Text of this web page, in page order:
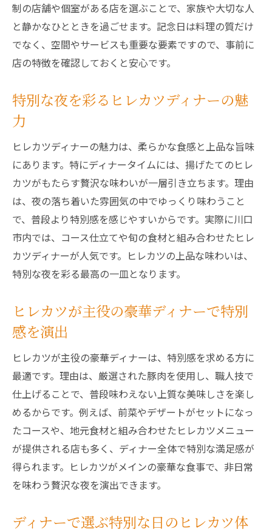
制の店舗や個室がある店を選ぶことで、家族や大切な人
と静かなひとときを過ごせます。記念日は料理の質だけ
でなく、空間やサービスも重要な要素ですので、事前に
店の特徴を確認しておくと安心です。
特別な夜を彩るヒレカツディナーの魅
力
ヒレカツディナーの魅力は、柔らかな食感と上品な旨味
にあります。特にディナータイムには、揚げたてのヒレ
カツがもたらす贅沢な味わいが一層引き立ちます。理由
は、夜の落ち着いた雰囲気の中でゆっくり味わうこと
で、普段より特別感を感じやすいからです。実際に川口
市内では、コース仕立てや旬の食材と組み合わせたヒレ
カツディナーが人気です。ヒレカツの上品な味わいは、
特別な夜を彩る最高の一皿となります。
ヒレカツが主役の豪華ディナーで特別
感を演出
ヒレカツが主役の豪華ディナーは、特別感を求める方に
最適です。理由は、厳選された豚肉を使用し、職人技で
仕上げることで、普段味わえない上質な美味しさを楽し
めるからです。例えば、前菜やデザートがセットになっ
たコースや、地元食材と組み合わせたヒレカツメニュー
が提供される店も多く、ディナー全体で特別な満足感が
得られます。ヒレカツがメインの豪華な食事で、非日常
を味わう贅沢な夜を演出できます。
ディナーで選ぶ特別な日のヒレカツ体